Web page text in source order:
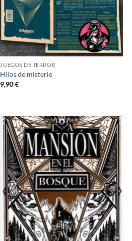
JUEGOS DE TERROR
Hilos de misterio
9,90€
Añadir
a la
lista de
deseos